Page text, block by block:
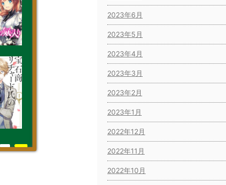
2023年6月
2023年5月
2023年4月
2023年3月
2023年2月
2023年1月
2022年12月
2022年11月
2022年10月